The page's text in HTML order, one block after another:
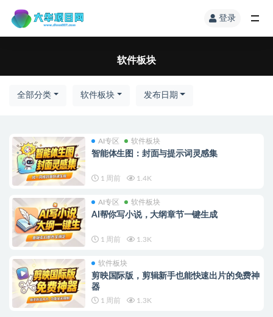
登录
软件板块
全部分类 软件板块 发布日期
AI专区 软件板块
智能体生图：封面与提示词灵感集
1 周前 1.4K
AI专区 软件板块
AI帮你写小说，大纲章节一键生成
1 周前 1.3K
软件板块
剪映国际版，剪辑新手也能快速出片的免费神
器
1 周前 1.3K